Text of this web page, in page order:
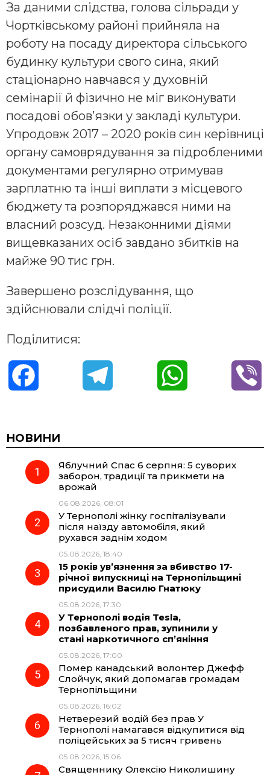
За даними слідства, голова сільради у
Чортківському районі прийняла на
роботу на посаду директора сільського
будинку культури свого сина, який
стаціонарно навчався у духовній
семінарії й фізично не міг виконувати
посадові обов’язки у закладі культури.
Упродовж 2017 – 2020 років син керівниці
органу самоврядування за підробленими
документами регулярно отримував
зарплатню та інші виплати з місцевого
бюджету та розпоряджався ними на
власний розсуд. Незаконними діями
вищевказаних осіб завдано збитків на
майже 90 тис грн.
Завершено розслідування, що
здійснювали слідчі поліції.
Поділитися:
c
e
o
k
e
r
a
m
t
A
p
НОВИНИ
Яблучний Спас 6 серпня: 5 суворих
заборон, традиції та прикмети на
врожай
06.08.2026, 08:01
У Тернополі жінку госпіталізували
після наїзду автомобіля, який
рухався заднім ходом
05.08.2026, 18:40
15 років ув’язнення за вбивство 17-
річної випускниці на Тернопільщині
присудили Василю Гнатюку
05.08.2026, 17:30
У Тернополі водія Tesla,
позбавленого прав, зупинили у
стані наркотичного сп’яніння
05.08.2026, 17:00
Помер канадський волонтер Джефф
Слойчук, який допомагав громадам
Тернопільщини
05.08.2026, 16:02
Нетверезий водій без прав У
Тернополі намагався відкупитися від
поліцейських за 5 тисяч гривень
05.08.2026, 15:06
Священнику Олексію Николишину